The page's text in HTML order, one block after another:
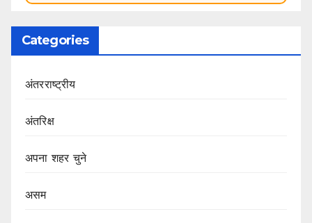
Categories
अंतरराष्ट्रीय
अंतरिक्ष
अपना शहर चुने
असम